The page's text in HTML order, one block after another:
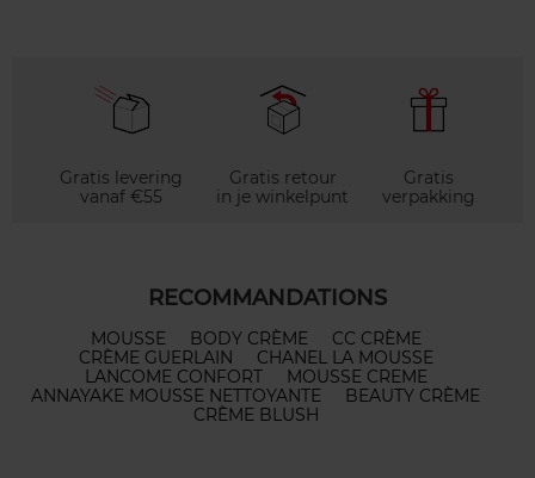
Gratis levering
vanaf €55
Gratis retour
in je winkelpunt
Gratis
verpakking
RECOMMANDATIONS
MOUSSE BODY CRÈME
CC CRÈME
CRÈME GUERLAIN
CHANEL LA MOUSSE
LANCOME CONFORT
MOUSSE CREME
ANNAYAKE MOUSSE NETTOYANTE
BEAUTY CRÈME
CRÈME BLUSH